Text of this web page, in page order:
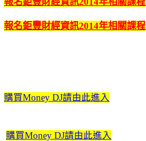
報名鉅豐財經資訊2014年相關課程
購買Money DJ請由此進入
購買Money DJ請由此進入